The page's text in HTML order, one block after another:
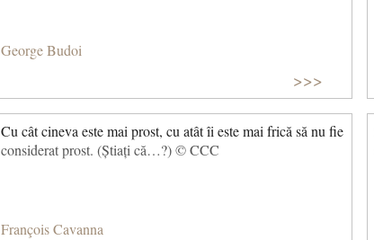
George Budoi
>>>
Cu cât cineva este mai prost, cu atât îi este mai frică să nu fie
considerat prost. (Știați că…?) © CCC
François Cavanna